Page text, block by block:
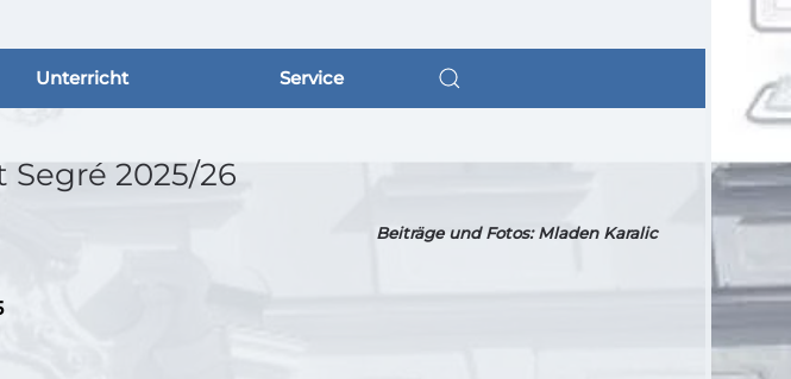
Unterricht Service
2025/26
Beiträge und Fotos: Mladen Karalic